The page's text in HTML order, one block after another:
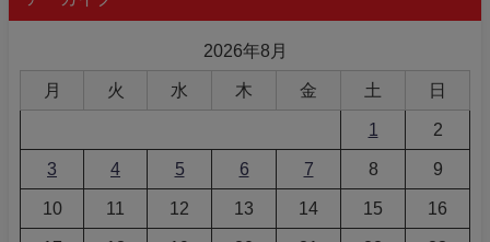
2026年8月
月 火 水 木 金 土 日
1 2
3 4 5 6 7 8 9
10 11 12 13 14 15 16